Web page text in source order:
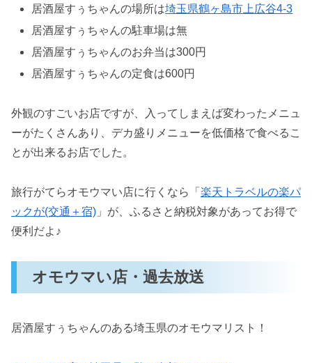
居酒屋すぅちゃんの場所は埼玉県鶴ヶ島市上広谷4-3
居酒屋すぅちゃんの駐車場は無
居酒屋すぅちゃんのお弁当は300円
居酒屋すぅちゃんの定食は600円
外観のすごいお店ですが、入ってしまえば変わったメニュ
ーがたくさんあり、デカ盛りメニューを低価格で食べるこ
とが出来るお店でした。
旅行がてらオモウマい店に行くなら「 楽天トラベルの楽パ
ックが(交通＋宿) 」が、ふるさと納税対象があってお得で
便利だよ♪
オモウマい店・過去放送
居酒屋すぅちゃんのある埼玉県のオモウマリスト！